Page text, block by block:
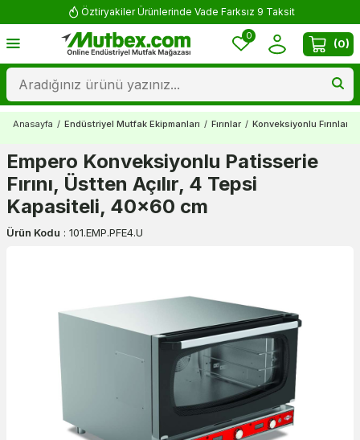
Öztiryakiler Ürünlerinde Vade Farksız 9 Taksit
0
(0)
Anasayfa / Endüstriyel Mutfak Ekipmanları / Fırınlar / Konveksiyonlu Fırınlar
Empero Konveksiyonlu Patisserie
Fırını, Üstten Açılır, 4 Tepsi
Kapasiteli, 40x60 cm
Ürün Kodu : 101.EMP.PFE4.U